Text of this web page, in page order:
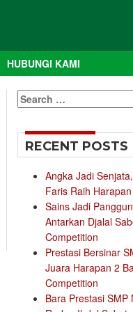
HUBUNGI KAMI
Search
for:
RECENT POSTS
Angka Jadi
Faris Raih
Sains Jadi
Antarkan Djalal
Competition
Prestasi Bersinar
Juara Harapan 2
Competition
Bara Prestasi